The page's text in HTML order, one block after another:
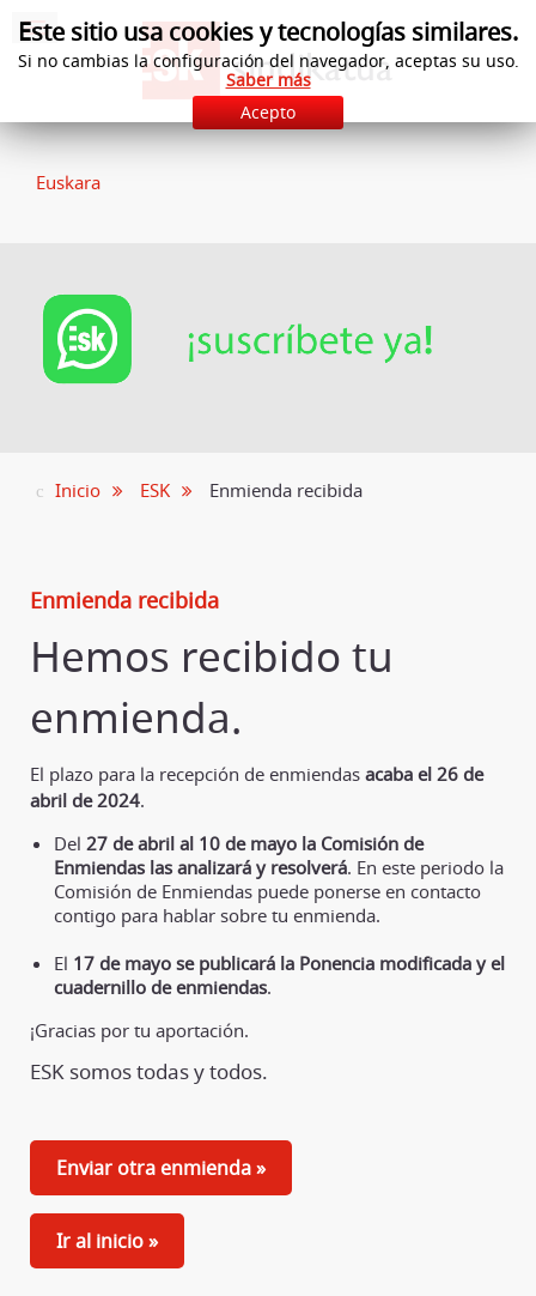
Euskara
Inicio ESK Enmienda recibida
Enmienda recibida
Hemos recibido tu
enmienda.
El plazo para la recepción de enmiendas acaba el 26 de
abril de 2024.
Del 27 de abril al 10 de mayo la Comisión de
Enmiendas las analizará y resolverá. En este periodo la
Comisión de Enmiendas puede ponerse en contacto
contigo para hablar sobre tu enmienda.
El 17 de mayo se publicará la Ponencia modificada y el
cuadernillo de enmiendas.
¡Gracias por tu aportación.
ESK somos todas y todos.
Enviar otra enmienda »
Ir al inicio »
Este sitio usa cookies y tecnologías similares.
Si no cambias la configuración del navegador, aceptas su uso.
Saber más
Acepto